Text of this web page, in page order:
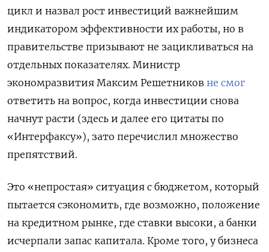
цикл и назвал рост инвестиций важнейшим
индикатором эффективности их работы, но в
правительстве призывают не зацикливаться на
отдельных показателях. Министр
экономразвития Максим Решетников не смог
ответить на вопрос, когда инвестиции снова
начнут расти (здесь и далее его цитаты по
«Интерфаксу»), зато перечислил множество
препятствий.
Это «непростая» ситуация с бюджетом, который
пытается сэкономить, где возможно, положение
на кредитном рынке, где ставки высоки, а банки
исчерпали запас капитала. Кроме того, у бизнеса